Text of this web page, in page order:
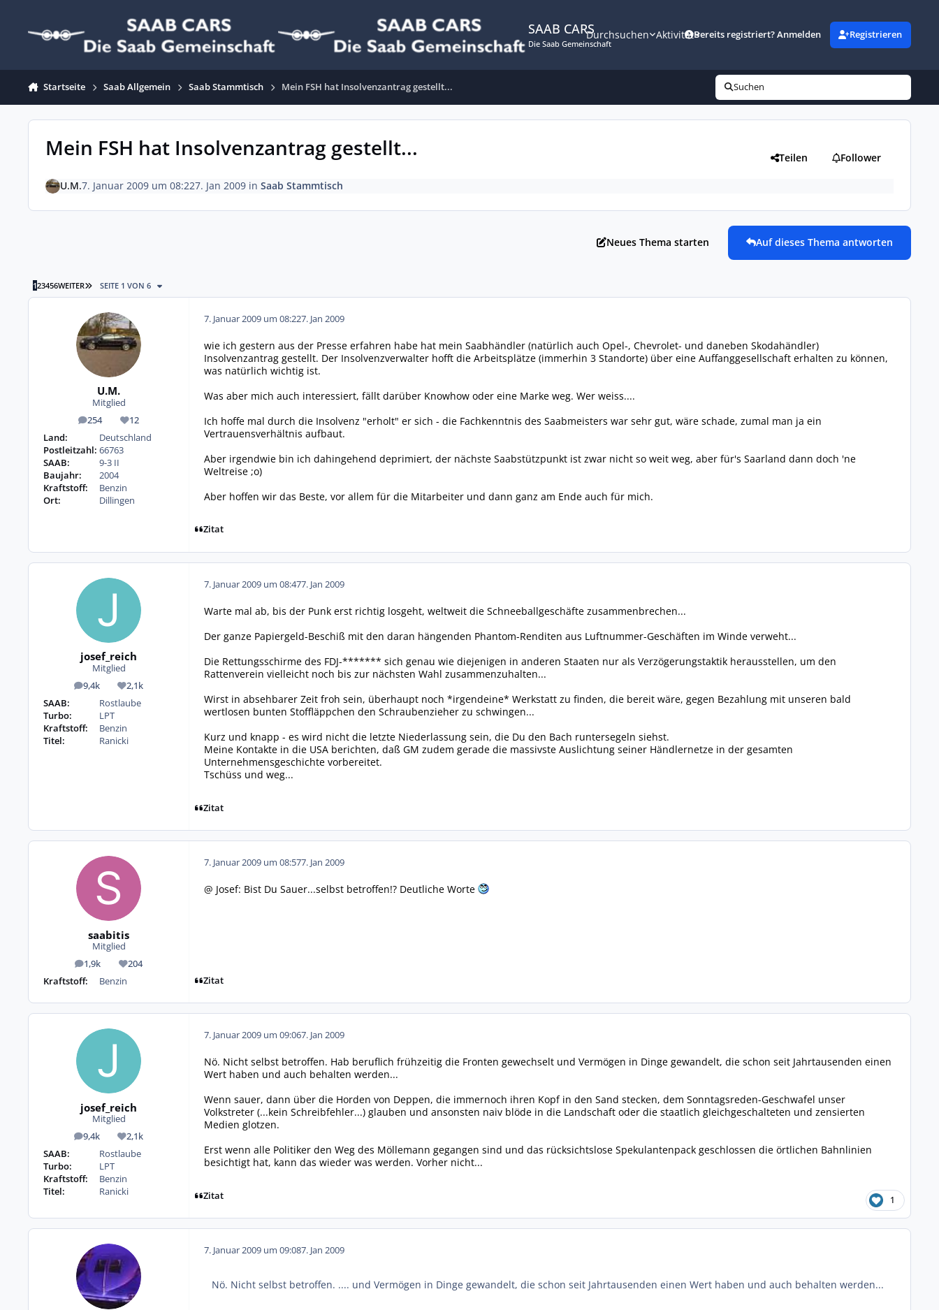
SAAB CARS
Die Saab Gemeinschaft
Durchsuchen AktivitätBereits registriert? Anmelden Registrieren
Startseite Saab Allgemein Saab Stammtisch Mein FSH hat Insolvenzantrag gestellt... Suchen
Mein FSH hat Insolvenzantrag gestellt... Teilen Follower
U.M.7. Januar 2009 um 08:227. Jan 2009in Saab Stammtisch
Neues Thema starten Auf dieses Thema antworten
123456WEITER LETZTE SEITE
SEITE 1 VON 6
U.M.
Mitglied
254
Beiträge 12
Reputation
Land:
Deutschland
Postleitzahl: 66763
SAAB:
9-3 II
Baujahr:
2004
Kraftstoff:
Benzin
Ort:
Dillingen
7. Januar 2009 um 08:227. Jan 2009
wie ich gestern aus der Presse erfahren habe hat mein Saabhändler (natürlich auch Opel-, Chevrolet- und daneben Skodahändler)
Insolvenzantrag gestellt. Der Insolvenzverwalter hofft die Arbeitsplätze (immerhin 3 Standorte) über eine Auffanggesellschaft erhalten zu können,
was natürlich wichtig ist.
Was aber mich auch interessiert, fällt darüber Knowhow oder eine Marke weg. Wer weiss....
Ich hoffe mal durch die Insolvenz "erholt" er sich - die Fachkenntnis des Saabmeisters war sehr gut, wäre schade, zumal man ja ein
Vertrauensverhältnis aufbaut.
Aber irgendwie bin ich dahingehend deprimiert, der nächste Saabstützpunkt ist zwar nicht so weit weg, aber für's Saarland dann doch 'ne
Weltreise ;o)
Aber hoffen wir das Beste, vor allem für die Mitarbeiter und dann ganz am Ende auch für mich.
Zitat
josef_reich
Mitglied
9,4k
Beiträge 2,1k
Reputation
SAAB:
Rostlaube
Turbo:
LPT
Kraftstoff:
Benzin
Titel:
Ranicki
7. Januar 2009 um 08:477. Jan 2009
Warte mal ab, bis der Punk erst richtig losgeht, weltweit die Schneeballgeschäfte zusammenbrechen...
Der ganze Papiergeld-Beschiß mit den daran hängenden Phantom-Renditen aus Luftnummer-Geschäften im Winde verweht...
Die Rettungsschirme des FDJ-******* sich genau wie diejenigen in anderen Staaten nur als Verzögerungstaktik herausstellen, um den
Rattenverein vielleicht noch bis zur nächsten Wahl zusammenzuhalten...
Wirst in absehbarer Zeit froh sein, überhaupt noch *irgendeine* Werkstatt zu finden, die bereit wäre, gegen Bezahlung mit unseren bald
wertlosen bunten Stoffläppchen den Schraubenzieher zu schwingen...
Kurz und knapp - es wird nicht die letzte Niederlassung sein, die Du den Bach runtersegeln siehst.
Meine Kontakte in die USA berichten, daß GM zudem gerade die massivste Auslichtung seiner Händlernetze in der gesamten
Unternehmensgeschichte vorbereitet.
Tschüss und weg...
Zitat
saabitis
Mitglied
1,9k
Beiträge 204
Reputation
Kraftstoff:
Benzin
7. Januar 2009 um 08:577. Jan 2009
@ Josef: Bist Du Sauer...selbst betroffen!? Deutliche Worte
Zitat
josef_reich
Mitglied
9,4k
Beiträge 2,1k
Reputation
SAAB:
Rostlaube
Turbo:
LPT
Kraftstoff:
Benzin
Titel:
Ranicki
7. Januar 2009 um 09:067. Jan 2009
Nö. Nicht selbst betroffen. Hab beruflich frühzeitig die Fronten gewechselt und Vermögen in Dinge gewandelt, die schon seit Jahrtausenden einen
Wert haben und auch behalten werden...
Wenn sauer, dann über die Horden von Deppen, die immernoch ihren Kopf in den Sand stecken, dem Sonntagsreden-Geschwafel unser
Volkstreter (...kein Schreibfehler...) glauben und ansonsten naiv blöde in die Landschaft oder die staatlich gleichgeschalteten und zensierten
Medien glotzen.
Erst wenn alle Politiker den Weg des Möllemann gegangen sind und das rücksichtslose Spekulantenpack geschlossen die örtlichen Bahnlinien
besichtigt hat, kann das wieder was werden. Vorher nicht...
Zitat 1
7. Januar 2009 um 09:087. Jan 2009
Nö. Nicht selbst betroffen. .... und Vermögen in Dinge gewandelt, die schon seit Jahrtausenden einen Wert haben und auch behalten werden...